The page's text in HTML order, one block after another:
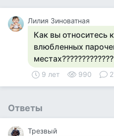
Лилия Зиноватная
Как вы относитесь
влюбленных
9 лет 990
Ответы
Трезвый